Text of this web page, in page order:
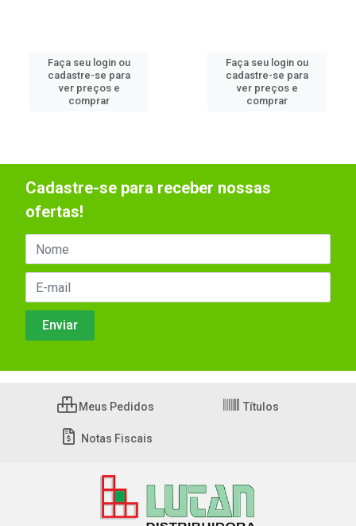
Faça seu login ou
cadastre-se para
ver preços e
comprar
Faça seu login ou
cadastre-se para
ver preços e
comprar
Cadastre-se para receber nossas
ofertas!
Meus Pedidos Títulos
Notas Fiscais